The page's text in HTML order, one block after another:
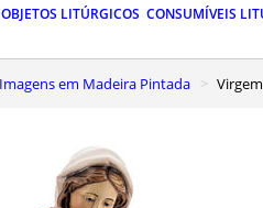
OBJETOS LITÚRGICOS CONSUMÍVEIS
Imagens em Madeira Pintada